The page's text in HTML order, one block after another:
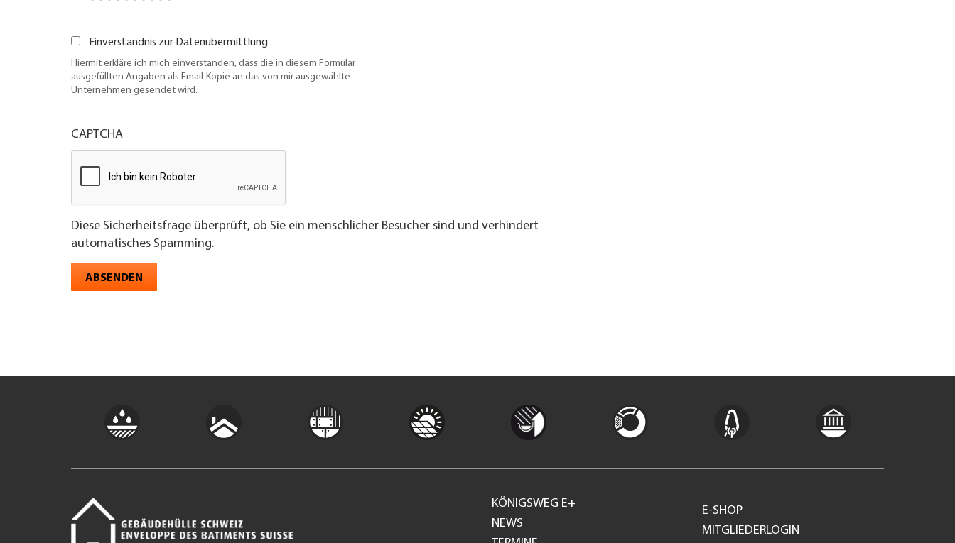
Einverständnis zur Datenübermittlung
Hiermit erkläre ich mich einverstanden, dass die in diesem Formular
ausgefüllten Angaben als Email-Kopie an das von mir ausgewählte
Unternehmen gesendet wird.
CAPTCHA
Diese Sicherheitsfrage überprüft, ob Sie ein menschlicher Besucher sind und verhindert
automatisches Spamming.
ABSENDEN
Footer
KÖNIGSWEG E+
NEWS
E-SHOP
MITGLIEDERLOGIN